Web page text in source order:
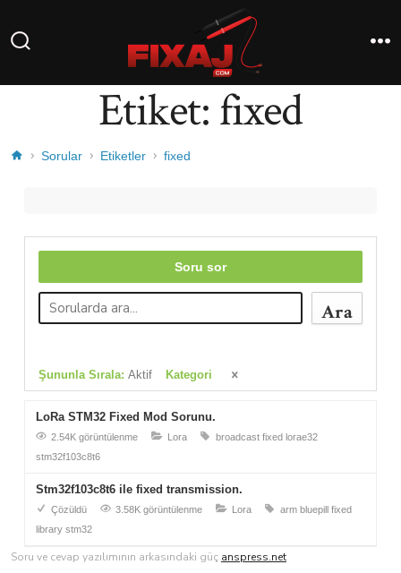
Etiket:fixed
Sorular Etiketler fixed
Soru sor
Ara
Şununla Sırala: Aktif Kategori
LoRa STM32 Fixed Mod Sorunu.
2.54K görüntülenme Lora broadcast fixed lorae32
stm32f103c8t6
Stm32f103c8t6 ile fixed transmission.
Çözüldü 3.58K görüntülenme Lora arm bluepill fixed
library stm32
Soru ve cevap yazılımının arkasındaki güç anspress.net